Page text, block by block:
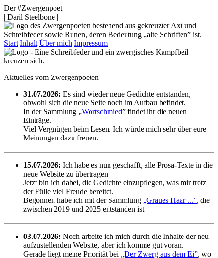
Der #Zwergenpoet
| Daril Steelbone |
Start Inhalt Über mich Impressum
Aktuelles vom Zwergenpoeten
31.07.2026: Es sind wieder neue Gedichte entstanden,
obwohl sich die neue Seite noch im Aufbau befindet.
In der Sammlung „Wortschmied” findet ihr die neuen
Einträge.
Viel Vergnügen beim Lesen. Ich würde mich sehr über eure
Meinungen dazu freuen.
15.07.2026: Ich habe es nun geschafft, alle Prosa-Texte in die
neue Website zu übertragen.
Jetzt bin ich dabei, die Gedichte einzupflegen, was mir trotz
der Fülle viel Freude bereitet.
Begonnen habe ich mit der Sammlung „Graues Haar ...”, die
zwischen 2019 und 2025 entstanden ist.
03.07.2026: Noch arbeite ich mich durch die Inhalte der neu
aufzustellenden Website, aber ich komme gut voran.
Gerade liegt meine Priorität bei „Der Zwerg aus dem Ei”, wo